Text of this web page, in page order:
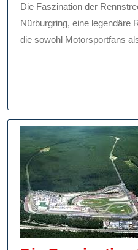
Die Faszination der Rennstrecke Nürburgring Der
Nürburgring, eine legendäre
die sowohl Motorsportfans